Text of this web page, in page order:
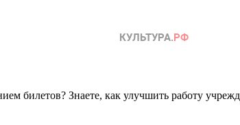
билетов? Знаете, как улучшить работу